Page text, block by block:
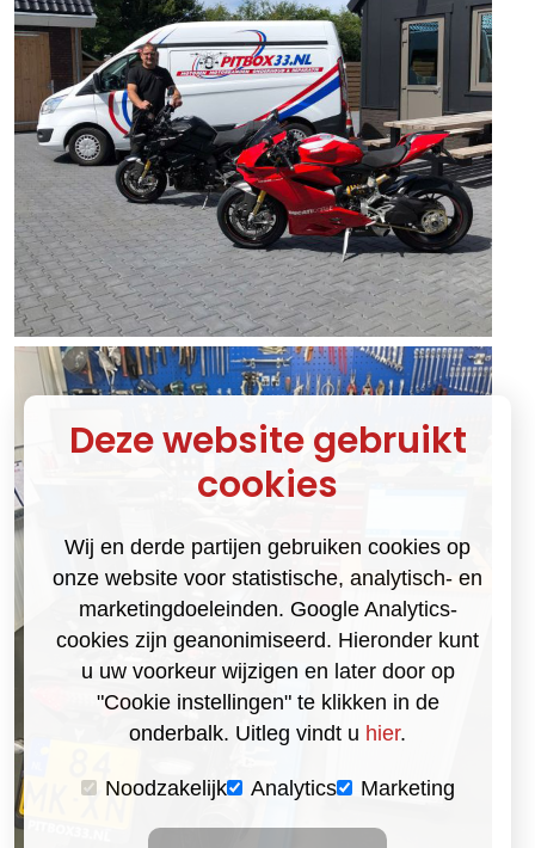
Deze website gebruikt
cookies
Wij en derde partijen gebruiken cookies op
onze website voor statistische, analytisch- en
marketingdoeleinden. Google Analytics-
cookies zijn geanonimiseerd. Hieronder kunt
u uw voorkeur wijzigen en later door op
"Cookie instellingen" te klikken in de
onderbalk. Uitleg vindt u hier.
Noodzakelijk Analytics Marketing